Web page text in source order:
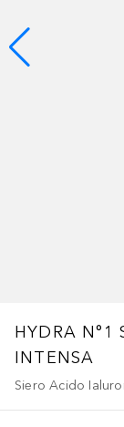
HYDRA N°1
INTENSA
Siero Acido